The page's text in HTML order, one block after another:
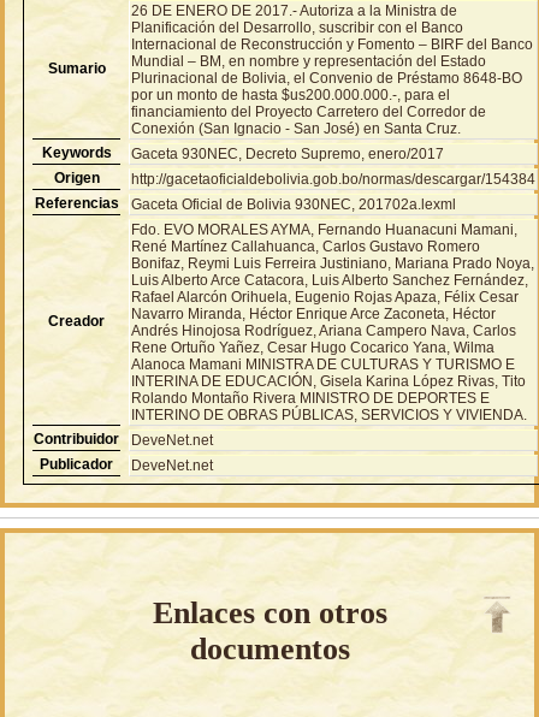
Sumario
26 DE ENERO DE 2017.- Autoriza a la Ministra de
Planificación del Desarrollo, suscribir con el Banco
Internacional de Reconstrucción y Fomento – BIRF del Banco
Mundial – BM, en nombre y representación del Estado
Plurinacional de Bolivia, el Convenio de Préstamo 8648-BO
por un monto de hasta $us200.000.000.-, para el
financiamiento del Proyecto Carretero del Corredor de
Conexión (San Ignacio - San José) en Santa Cruz.
Keywords
Gaceta 930NEC, Decreto Supremo, enero/2017
Origen
http://gacetaoficialdebolivia.gob.bo/normas/descargar/154384
Referencias
Gaceta Oficial de Bolivia 930NEC, 201702a.lexml
Creador
Fdo. EVO MORALES AYMA, Fernando Huanacuni Mamani,
René Martínez Callahuanca, Carlos Gustavo Romero
Bonifaz, Reymi Luis Ferreira Justiniano, Mariana Prado Noya,
Luis Alberto Arce Catacora, Luis Alberto Sanchez Fernández,
Rafael Alarcón Orihuela, Eugenio Rojas Apaza, Félix Cesar
Navarro Miranda, Héctor Enrique Arce Zaconeta, Héctor
Andrés Hinojosa Rodríguez, Ariana Campero Nava, Carlos
Rene Ortuño Yañez, Cesar Hugo Cocarico Yana, Wilma
Alanoca Mamani MINISTRA DE CULTURAS Y TURISMO E
INTERINA DE EDUCACIÓN, Gisela Karina López Rivas, Tito
Rolando Montaño Rivera MINISTRO DE DEPORTES E
INTERINO DE OBRAS PÚBLICAS, SERVICIOS Y VIVIENDA.
Contribuidor
DeveNet.net
Publicador
DeveNet.net
Enlaces con otros
documentos